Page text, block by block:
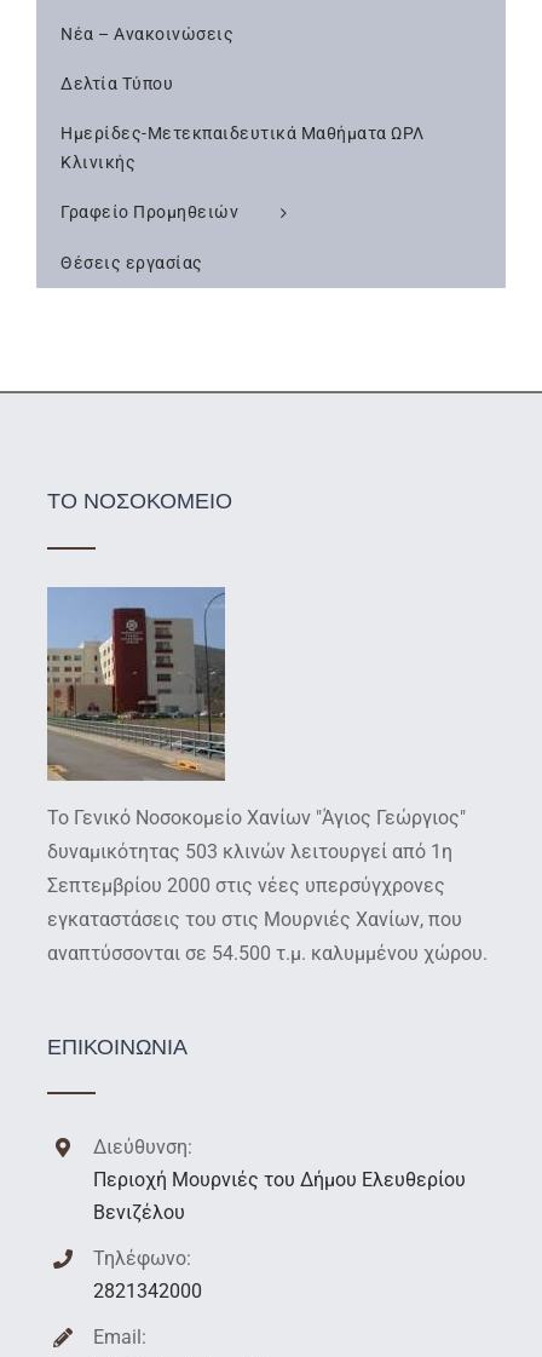
Νέα – Ανακοινώσεις
Δελτία Τύπου
Ημερίδες-Μετεκπαιδευτικά Μαθήματα ΩΡΛ
Κλινικής
Γραφείο Προμηθειών
Θέσεις εργασίας
ΤΟ ΝΟΣΟΚΟΜΕΙΟ
Το Γενικό Νοσοκομείο Χανίων "Άγιος Γεώργιος"
δυναμικότητας 503 κλινών λειτουργεί από 1η
Σεπτεμβρίου 2000 στις νέες υπερσύγχρονες
εγκαταστάσεις του στις Μουρνιές Χανίων, που
αναπτύσσονται σε 54.500 τ.μ. καλυμμένου χώρου.
ΕΠΙΚΟΙΝΩΝΙΑ
Διεύθυνση:
Περιοχή Μουρνιές του Δήμου Ελευθερίου
Βενιζέλου
Τηλέφωνο:
2821342000
Email: